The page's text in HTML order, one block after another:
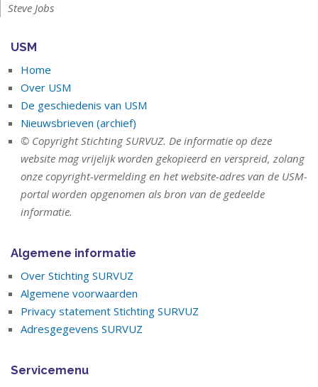
Steve Jobs
USM
Home
Over USM
De geschiedenis van USM
Nieuwsbrieven (archief)
© Copyright Stichting SURVUZ. De informatie op deze
website mag vrijelijk worden gekopieerd en verspreid, zolang
onze copyright-vermelding en het website-adres van de USM-
portal worden opgenomen als bron van de gedeelde
informatie.
Algemene informatie
Over Stichting SURVUZ
Algemene voorwaarden
Privacy statement Stichting SURVUZ
Adresgegevens SURVUZ
Servicemenu